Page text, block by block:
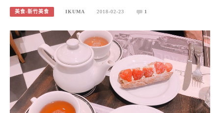
美食-新竹美食 IKUMA 2018-02-23 1